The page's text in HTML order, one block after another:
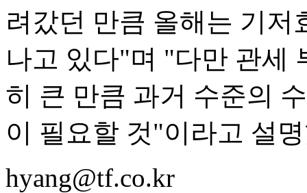
려갔던 만큼 올해는 기
나고 있다"며 "다만 관세
히 큰 만큼 과거 수준의
이 필요할 것"이라고 설
hyang@tf.co.kr